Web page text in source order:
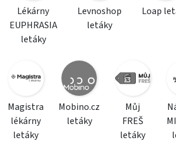
Lékárny
EUPHRASIA
letáky
Levnoshop
letáky
Loap
Magistra
lékárny
letáky
Mobino.cz
letáky
Můj
FREŠ
letáky